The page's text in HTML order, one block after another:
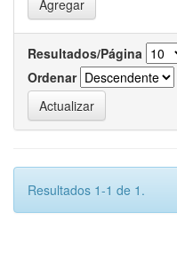
Resultados/Página
Ordenar
Resultados 1-1 de 1.